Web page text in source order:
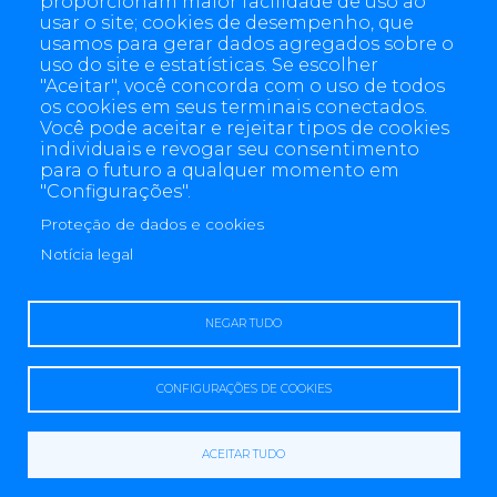
usar o site; cookies de desempenho, que
usamos para gerar dados agregados sobre o
uso do site e estatísticas. Se escolher
"Aceitar", você concorda com o uso de todos
os cookies em seus terminais conectados.
Você pode aceitar e rejeitar tipos de cookies
individuais e revogar seu consentimento
para o futuro a qualquer momento em
"Configurações".
Proteção de dados e cookies
Notícia legal
NEGAR TUDO
CONFIGURAÇÕES DE COOKIES
ACEITAR TUDO
4 allée des Messageries, 92270 Bois-Colombes, France
+(33) 1 57 61 10 00
Aviso legal Proteção de dados e cookies Contact us Sitemap
Acessibilidade
Copyright© 2008-2026 Sagemcom All Rights Reserved.Redefinição de